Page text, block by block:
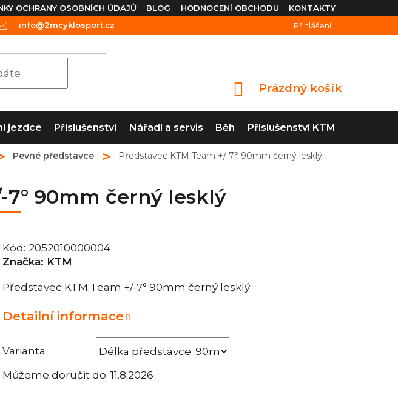
OCHRANY OSOBNÍCH ÚDAJŮ BLOG KONTAKTY
HODNOCENÍ OBCHODU
info@2mcyklosport.cz Přihlášení
NÁKUPNÍ
Prázdný košík
jezdce Příslušenství Nářadí a servis Běh Příslušenství KTM
Pevné představce Představec KTM Team +/-7° 90mm černý lesklý
7° 90mm černý lesklý
Kód: 2052010000004
Značka: KTM
Varianta
Můžeme doručit do: 11.8.2026
Představec KTM Team +/-7° 90mm černý lesklý
Detailní informace